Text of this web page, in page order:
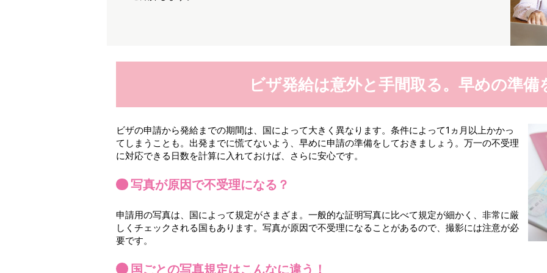
ビザ発給は意外と手間取る。 早めの準備
ビザの申請から発給までの期間は、国によって大きく異なります。条件によって1ヵ月以上かかっ
てしまうことも。出発までに慌てないよう、早めに申請の準備をしておきましょう。万一の不受理
に対応できる日数を計算に入れておけば、さらに安心です。
写真が原因で不受理になる？
申請用の写真は、国によって規定がさまざま。一般的な証明写真に比べて規定が細かく、非常に厳
しくチェックされる国もあります。写真が原因で不受理になることがあるので、撮影には注意が必
要です。
国ごとの写真規定はこんなに違う！